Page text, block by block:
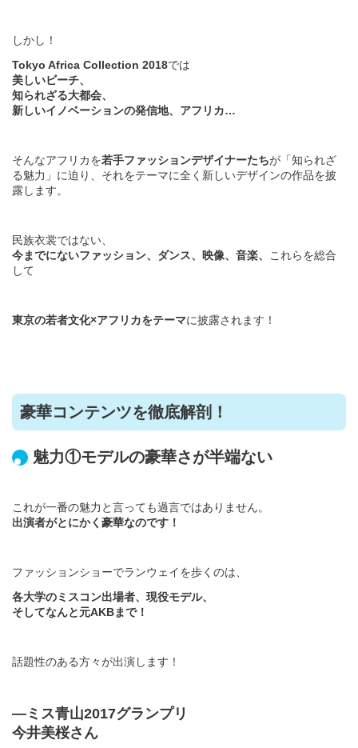
しかし！
Tokyo Africa Collection 2018では
美しいビーチ、
知られざる大都会、
新しいイノベーションの発信地、アフリカ…
そんなアフリカを若手ファッションデザイナーたちが「知られざ
る魅力」に迫り、それをテーマに全く新しいデザインの作品を披
露します。
​民族衣裳ではない、
今までにないファッション、ダンス、映像、音楽、
これらを総合
して
東京の若者文化×アフリカをテーマに披露されます！
豪華コンテンツを徹底解剖！
魅力①モデルの豪華さが半端ない
これが一番の魅力と言っても過言ではありません。
出演者がとにかく豪華なのです！
ファッションショーでランウェイを歩くのは、
各大学のミスコン出場者、現役モデル、
そしてなんと元AKBまで！
話題性のある方々が出演します！
―ミス青山2017グランプリ
今井美桜さん